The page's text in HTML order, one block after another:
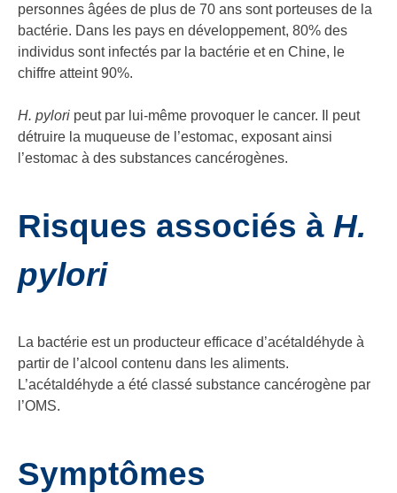
personnes âgées de plus de 70 ans sont porteuses de la
bactérie. Dans les pays en développement, 80% des
individus sont infectés par la bactérie et en Chine, le
chiffre atteint 90%.
H. pylori peut par lui-même provoquer le cancer. Il peut
détruire la muqueuse de l’estomac, exposant ainsi
l’estomac à des substances cancérogènes.
Risques associés à H.
pylori
La bactérie est un producteur efficace d’acétaldéhyde à
partir de l’alcool contenu dans les aliments.
L’acétaldéhyde a été classé substance cancérogène par
l’OMS.
Symptômes